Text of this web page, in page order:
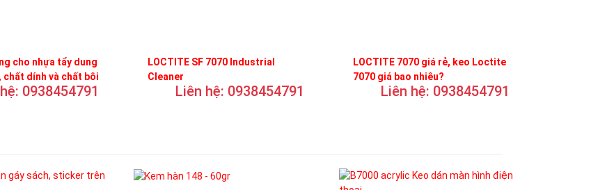
cho nhựa tẩy dung
chất dính và chất bôi
0938454791
LOCTITE SF 7070 Industrial
Cleaner
Liên hệ: 0938454791
LOCTITE 7070 giá rẻ, keo Loctite
7070 giá bao nhiêu?
Liên hệ: 0938454791